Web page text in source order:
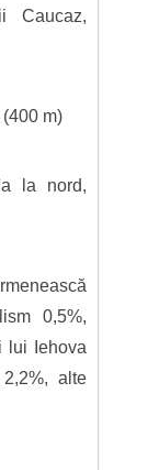
Caucaz,
m)
la nord,
0,5%,
lui Iehova
alte